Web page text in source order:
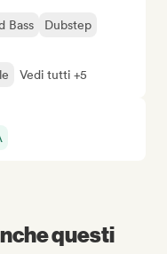
Bass
Dubstep
Vedi tutti +5
questi